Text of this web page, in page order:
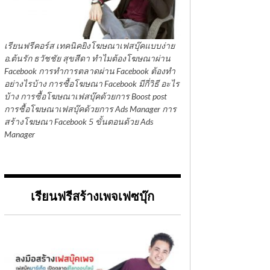
เรียนฟรีคอร์ส เทคนิคยิงโฆษณาเฟสบุ๊คแบบง่าย
อ.ต้นรัก ธวัชชัย สุขสีดา ทำไมต้องโฆษณาผ่าน
Facebook การทำการตลาดผ่าน Facebook ต้องทำ
อย่างไรบ้าง การซื้อโฆษณา Facebook มีกี่วิธี อะไร
บ้าง การซื้อโฆษณาเฟสบุ๊คด้วยการ Boost post
การซื้อโฆษณาเฟสบุ๊คด้วยการ Ads Manager การ
สร้างโฆษณา Facebook 5 ขั้นตอนด้วย Ads
Manager
เรียนฟรีสร้างเพจเฟซบุ๊ก